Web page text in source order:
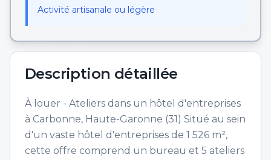
Activité artisanale ou légère
Description détaillée
À louer - Ateliers dans un hôtel d'entreprises
à Carbonne, Haute-Garonne (31) Situé au sein
d'un vaste hôtel d'entreprises de 1 526 m²,
cette offre comprend un bureau et 5 ateliers